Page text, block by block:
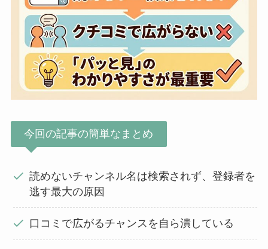
今回の記事の簡単なまとめ
読めないチャンネル名は検索されず、登録者を
逃す最大の原因
口コミで広がるチャンスを自ら潰している